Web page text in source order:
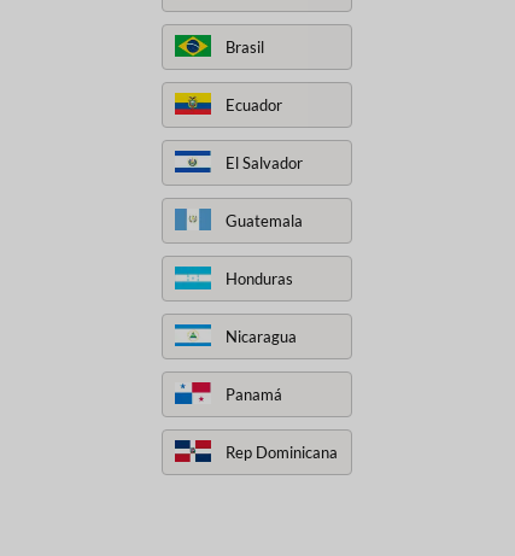
Brasil
Ecuador
El Salvador
Guatemala
Honduras
Nicaragua
Panamá
Rep Dominicana